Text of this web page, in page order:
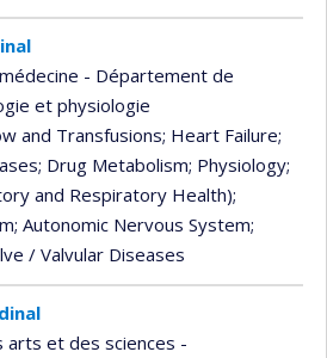
- Département de
et physiologie
and Transfusions; Heart Failure;
; Drug Metabolism; Physiology;
and Respiratory Health);
; Autonomic Nervous System;
/ Valvular Diseases
arts et des sciences -